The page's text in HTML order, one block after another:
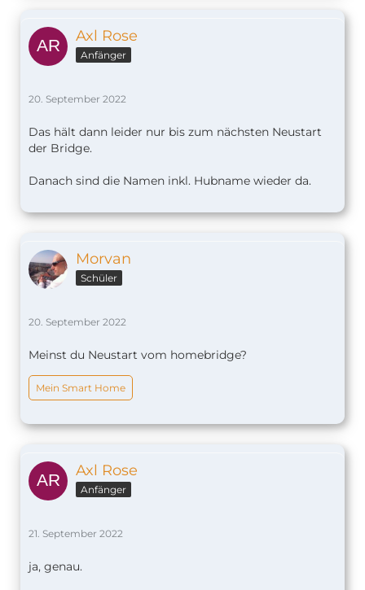
Axl Rose
Anfänger
20. September 2022
Das hält dann leider nur bis zum nächsten Neustart
der Bridge.
Danach sind die Namen inkl. Hubname wieder da.
Morvan
Schüler
20. September 2022
Meinst du Neustart vom homebridge?
Mein Smart Home
Axl Rose
Anfänger
21. September 2022
ja, genau.